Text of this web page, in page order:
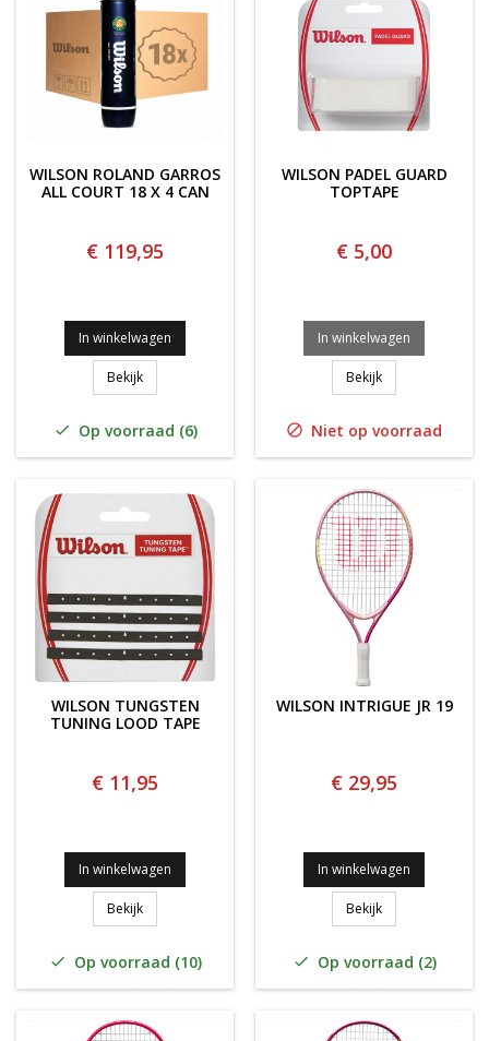
WILSON ROLAND GARROS
ALL COURT 18 X 4 CAN
€ 119,95
In winkelwagen
BekijkWILSON ROLAND GARROS ALL COURT 18 X 4 CAN
 Op voorraad (6)
WILSON PADEL GUARD
TOPTAPE
€ 5,00
In winkelwagen
BekijkWILSON PADEL
 Niet op voorraad
WILSON TUNGSTEN
TUNING LOOD TAPE
€ 11,95
In winkelwagen
BekijkWILSON TUNGSTEN TUNING LOOD TAPE
 Op voorraad (10)
WILSON INTRIGUE JR 19
€ 29,95
In winkelwagen
BekijkWILSON
 Op voorraad (2)